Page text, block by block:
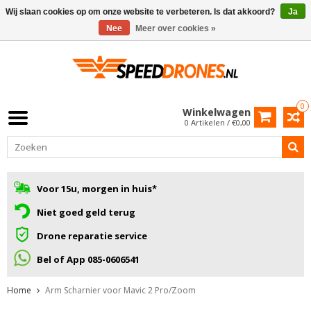
0
Winkelwagen
0 Artikelen / €0,00
Voor 15u, morgen in huis*
Niet goed geld terug
Drone reparatie service
Bel of App 085-0606541
Home Arm Scharnier voor Mavic 2 Pro/Zoom
Wij slaan cookies op om onze website te verbeteren. Is dat akkoord?
Ja
Nee
Meer over cookies »